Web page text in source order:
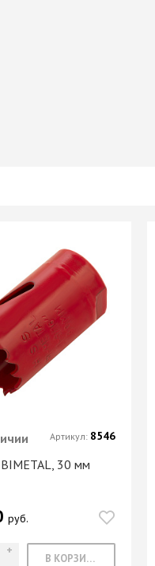
30 мм
руб.
В КОРЗИНУ
Артикул: 8546